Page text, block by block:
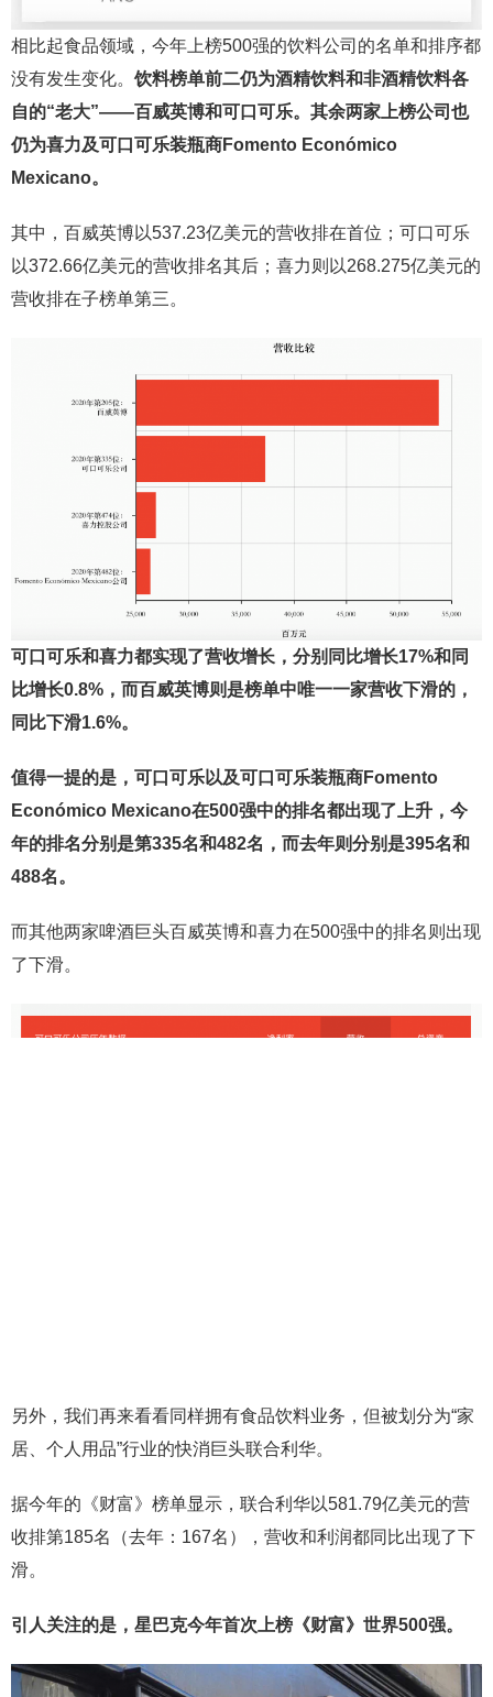
相比起食品领域，今年上榜500强的饮料公司的名单和排序都
没有发生变化。 饮料榜单前二仍为酒精饮料和非酒精饮料各
自的“老大”——百威英博和可口可乐。其余两家上榜公司也
仍为喜力及可口可乐装瓶商Fomento Económico
Mexicano。
其中，百威英博以537.23亿美元的营收排在首位；可口可乐
以372.66亿美元的营收排名其后；喜力则以268.275亿美元的
营收排在子榜单第三。
可口可乐和喜力都实现了营收增长，分别同比增长17%和同
比增长0.8%，而百威英博则是榜单中唯一一家营收下滑的，
同比下滑1.6%。
值得一提的是，可口可乐以及可口可乐装瓶商Fomento
Económico Mexicano在500强中的排名都出现了上升，今
年的排名分别是第335名和482名，而去年则分别是395名和
488名。
而其他两家啤酒巨头百威英博和喜力在500强中的排名则出现
了下滑。
另外，我们再来看看同样拥有食品饮料业务，但被划分为“家
居、个人用品”行业的快消巨头联合利华。
据今年的《财富》榜单显示，联合利华以581.79亿美元的营
收排第185名（去年：167名），营收和利润都同比出现了下
滑。
引人关注的是，星巴克今年首次上榜《财富》世界500强。